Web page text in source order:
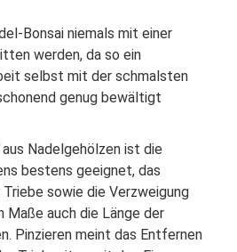
Bonsai niemals mit einer
werden, da so ein
selbst mit der schmalsten
genug bewältigt
Nadelgehölzen ist die
bestens geeignet, das
sowie die Verzweigung
Maße auch die Länge der
Pinzieren meint das Entfernen